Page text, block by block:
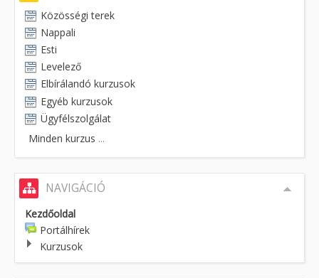
Közösségi terek
Nappali
Esti
Levelező
Elbírálandó kurzusok
Egyéb kurzusok
Ügyfélszolgálat
Minden kurzus ...
NAVIGÁCIÓ
Kezdőoldal
Portálhírek
Kurzusok